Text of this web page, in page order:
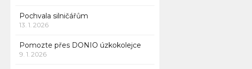
Pochvala silničářům
13. 1. 2026
Pomozte přes DONIO úzkokolejce
9. 1. 2026